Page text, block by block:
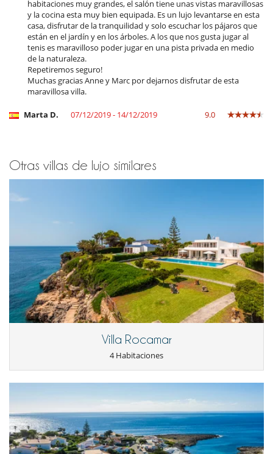
habitaciones muy grandes, el salón tiene unas vistas maravillosas
y la cocina esta muy bien equipada. Es un lujo levantarse en esta
casa, disfrutar de la tranquilidad y solo escuchar los pájaros que
están en el jardín y en los árboles. A los que nos gusta jugar al
tenis es maravilloso poder jugar en una pista privada en medio
de la naturaleza.
Repetiremos seguro!
Muchas gracias Anne y Marc por dejarnos disfrutar de esta
maravillosa villa.
Marta D. 07/12/2019 - 14/12/2019 9.0
Otras villas de lujo similares
Villa Rocamar
4 Habitaciones